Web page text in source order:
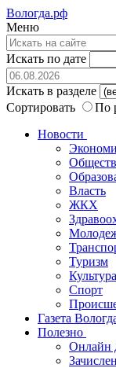
Вологда.рф
Меню
Искать по дате
Искать в разделе
Сортировать
По
Новости
Власть
ЖКХ
Туризм
Культура
Спорт
Газета
Полезно
Онлайн